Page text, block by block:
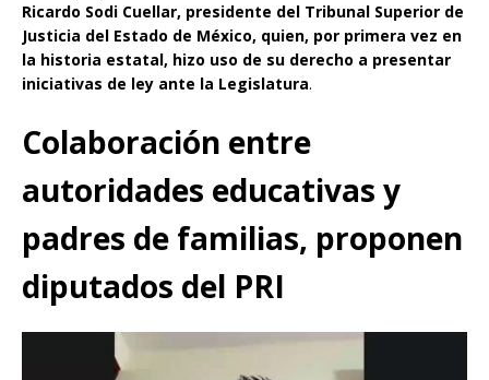
Ricardo Sodi Cuellar, presidente del Tribunal Superior de
Justicia del Estado de México, quien, por primera vez en
la historia estatal, hizo uso de su derecho a presentar
iniciativas de ley ante la Legislatura.
Colaboración entre
autoridades educativas y
padres de familias, proponen
diputados del PRI